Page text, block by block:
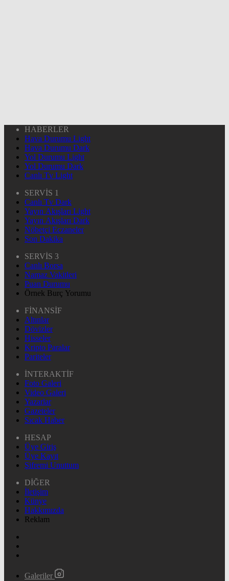
HABERLER
Hava Durumu Light
Hava Durumu Dark
Yol Durumu Light
Yol Durumu Dark
Canlı Tv Light
SERVİS 1
Canlı Tv Dark
Yayın Akışları Light
Yayın Akışları Dark
Nöbetçi Eczaneler
Son Dakika
SERVİS 3
Canlı Borsa
Namaz Vakitleri
Puan Durumu
Örnek Burç Yorumu
FİNANSİF
Altınlar
Dövizler
Hisseler
Kripto Paralar
Pariteler
İNTERAKTİF
Foto Galeri
Video Galeri
Yazarlar
Gazeteler
Sıcak Haber
HESAP
Üye Giriş
Üye Kayıt
Şifremi Unuttum
DİĞER
İletişim
Künye
Hakkımızda
Reklam
Galeriler